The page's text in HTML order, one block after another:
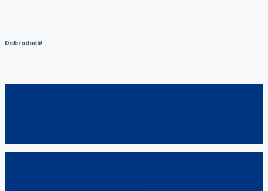
Dobrodošli!